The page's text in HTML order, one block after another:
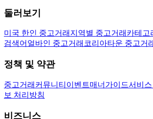
둘러보기
미국 한인 중고거래 지역별 중고거래 카테고
검색어 얼바인 중고거래 코리아타운 중고거
정책 및 약관
중고거래 커뮤니티 이벤트매너가이드서비
보 처리방침
비즈니스